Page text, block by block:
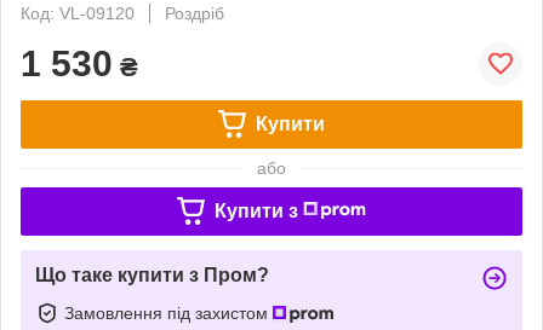
Код: VL-09120
Роздріб
1 530 ₴
Купити
або
Купити з
Що таке купити з Пром?
Замовлення під захистом